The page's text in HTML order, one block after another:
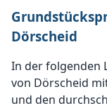
Dörscheid
In der folgenden
von Dörscheid
und den